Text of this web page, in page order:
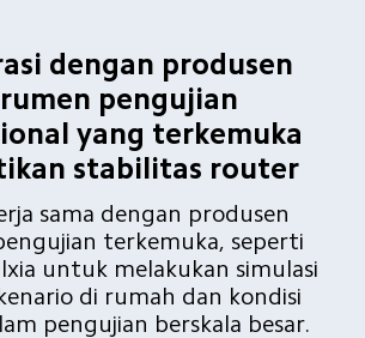
dengan produsen
pengujian
yang terkemuka
stabilitas router
sama dengan produsen
terkemuka, seperti
untuk melakukan simulasi
di rumah dan kondisi
pengujian berskala besar.